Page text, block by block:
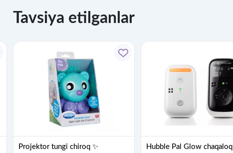
Tavsiya etilganlar
Projektor tungi chiroq ✨ Hubble Pal Glow chaqaloq